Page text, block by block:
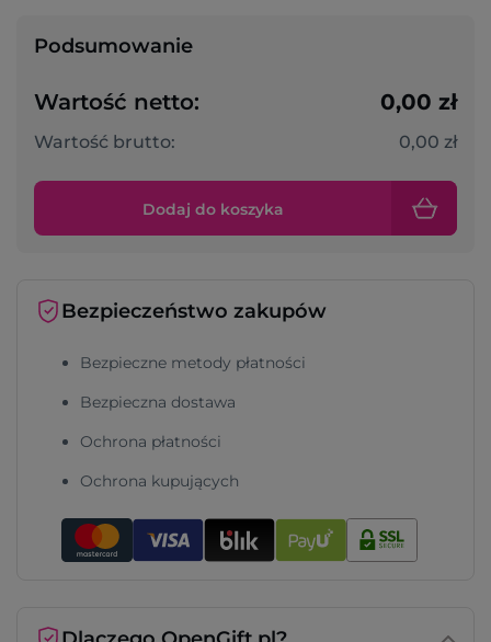
Podsumowanie
Wartość netto: 0,00 zł
Wartość brutto: 0,00 zł
Dodaj do koszyka
Bezpieczeństwo zakupów
Bezpieczne metody płatności
Bezpieczna dostawa
Ochrona płatności
Ochrona kupujących